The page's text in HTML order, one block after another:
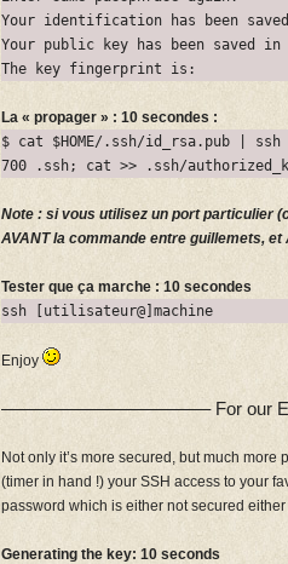
Your identification has been
Your public key has been saved
The key fingerprint is:
La « propager » : 10 secondes :
$ cat $HOME/.ssh/id_rsa.pub |
700 .ssh; cat >> .ssh/
Note : si vous utilisez un port particulier
AVANT la commande entre guillemets,
Tester que ça marche : 10 secondes
ssh [utilisateur@]machine
Enjoy
———————————– For our
Not only it’s more secured, but much more
(timer in hand !) your SSH access to your
password which is either not secured
Generating the key: 10 seconds